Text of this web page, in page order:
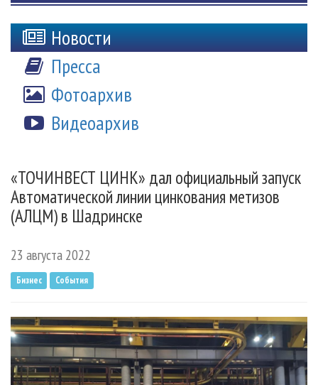
Новости
Пресса
Фотоархив
Видеоархив
«ТОЧИНВЕСТ ЦИНК» дал официальный запуск
Автоматической линии цинкования метизов
(АЛЦМ) в Шадринске
23 августа 2022
Бизнес События